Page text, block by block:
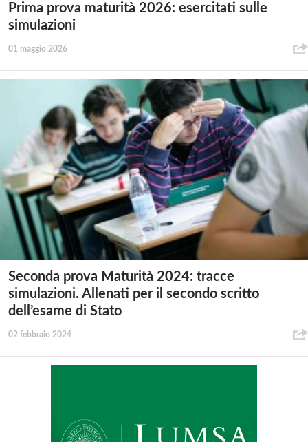
Prima prova maturità 2026: esercitati sulle
simulazioni
01 maggio 2026
Seconda prova Maturità 2024: tracce
simulazioni. Allenati per il secondo scritto
dell’esame di Stato
02 febbraio 2024